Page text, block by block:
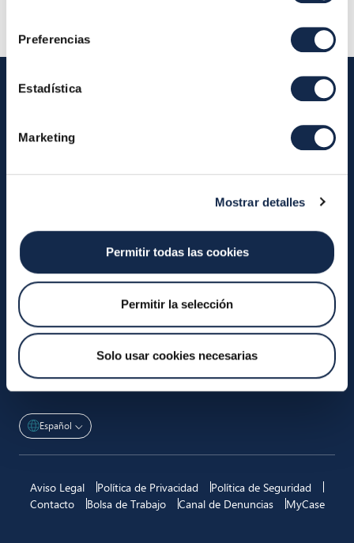
Preferencias
Estadística
Marketing
Mostrar detalles
Permitir todas las cookies
Permitir la selección
Solo usar cookies necesarias
Iberpay
Transferencias Instantáneas
Request to Pay
Efectivo
Sobre el SDA
Servicios
Valitic
Payguard
Actualidad
Actualidad
Español
Aviso Legal Política de Privacidad
Política de Seguridad
Contacto
Bolsa de Trabajo Canal de Denuncias MyCase